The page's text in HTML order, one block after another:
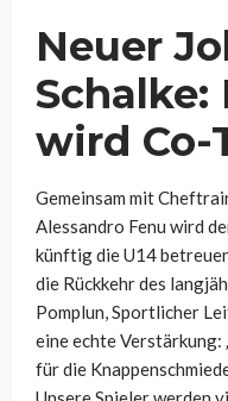
Neuer
Schalke:
wird Co-
Gemeinsam mit
Alessandro Fenu wird
künftig die U14
die Rückkehr des
Pomplun, Sportlicher
eine echte Verstärkung:
für die